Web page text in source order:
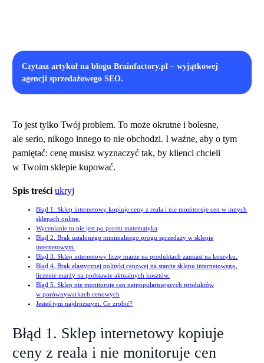
Czytasz artykuł na blogu Brainfactory.pl – wyjątkowej
agencji sprzedażowego SEO.
To jest tylko Twój problem. To może okrutne i bolesne,
ale serio, nikogo innego to nie obchodzi. I ważne, aby o tym
pamiętać: cenę musisz wyznaczyć tak, by klienci chcieli
w Twoim sklepie kupować.
Spis treści ukryj
Błąd 1. Sklep internetowy kopiuje ceny z reala i nie monitoruje cen w innych
sklepach online.
Wycenianie to nie jest po prostu matematyka
Błąd 2. Brak ustalonego minimalnego progu sprzedaży w sklepie
internetowym.
Błąd 3. Sklep internetowy liczy marże na produktach zamiast na koszyku.
Błąd 4. Brak elastycznej polityki cenowej na starcie sklepu internetowego,
liczenie marży na podstawie aktualnych kosztów.
Błąd 5. Sklep nie monitoruje cen najpopularniejszych produktów
w porównywarkach cenowych
Jesteś tym najdroższym. Co zrobić?
Błąd 1. Sklep internetowy kopiuje
ceny z reala i nie monitoruje cen